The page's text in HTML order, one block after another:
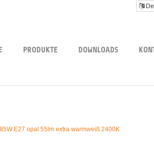
PRODUKTE DOWNLOADS
E27 opal 55lm extra warmweiß 2400K